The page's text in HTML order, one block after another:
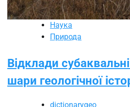
Наука
Природа
Відклади
шари геологічної
dictionarygeo